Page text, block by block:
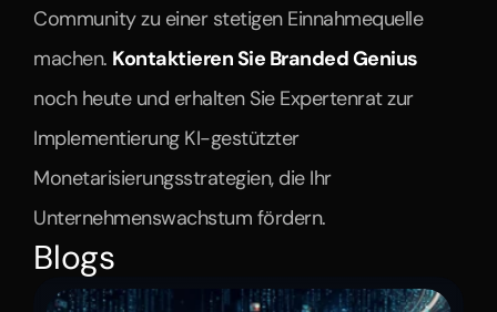
Community zu einer stetigen Einnahmequelle
machen.
noch heute und erhalten Sie Expertenrat zur
Implementierung KI-gestützter
Monetarisierungsstrategien, die Ihr
Unternehmenswachstum fördern.
Blogs